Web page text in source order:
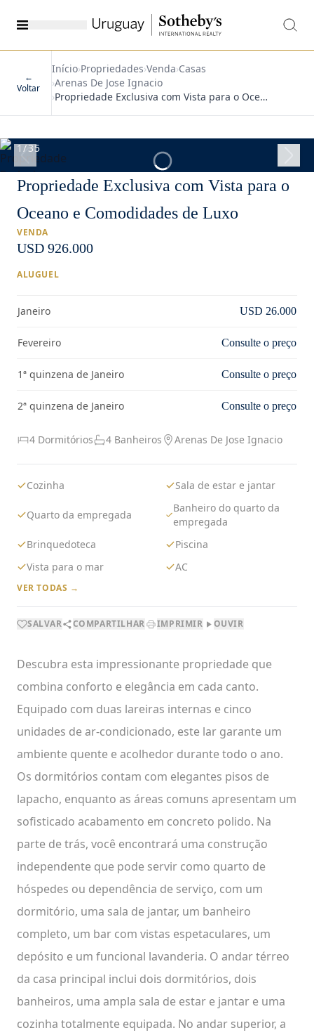
←
Voltar
Início›Propriedades›Venda›Casas
›Arenas De Jose Ignacio
›Propriedade Exclusiva com Vista para o Oce…
1/35
Propriedade Exclusiva com Vista para o
Oceano e Comodidades de Luxo
VENDA
USD 926.000
ALUGUEL
Janeiro USD 26.000
Fevereiro Consulte o preço
1ª quinzena de Janeiro Consulte o preço
2ª quinzena de Janeiro Consulte o preço
4 Dormitórios 4 Banheiros Arenas De Jose Ignacio
Cozinha Sala de estar e jantar
Quarto da empregada
Banheiro do quarto da
empregada
Brinquedoteca
Piscina
Vista para o mar
AC
VER TODAS →
SALVAR COMPARTILHAR IMPRIMIR OUVIR
Descubra esta impressionante propriedade que
combina conforto e elegância em cada canto.
Equipado com duas lareiras internas e cinco
unidades de ar-condicionado, este lar garante um
ambiente quente e acolhedor durante todo o ano.
Os dormitórios contam com elegantes pisos de
lapacho, enquanto as áreas comuns apresentam um
sofisticado acabamento em concreto polido. Na
parte de trás, você encontrará uma construção
independente que pode servir como quarto de
hóspedes ou dependência de serviço, com um
dormitório, uma sala de jantar, um banheiro
completo, um bar com vistas espetaculares, um
depósito e um funcional lavanderia. O andar térreo
da casa principal inclui dois dormitórios, dois
banheiros, uma ampla sala de estar e jantar e uma
cozinha totalmente equipada. No andar superior, a